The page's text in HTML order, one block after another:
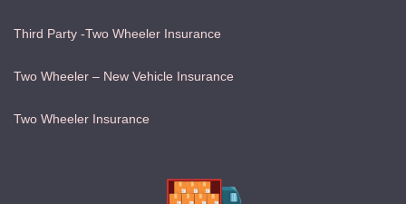
Third Party -Two Wheeler Insurance
Two Wheeler – New Vehicle Insurance
Two Wheeler Insurance